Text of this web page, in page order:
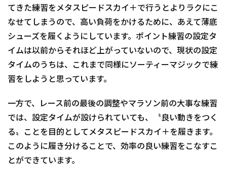
てきた練習をメタスピードスカイ＋で行うとよりラクにこ
なせてしまうので、高い負荷をかけるために、あえて薄底
シューズを履くようにしています。ポイント練習の設定タ
イムは以前からそれほど上がっていないので、現状の設定
タイムのうちは、これまで同様にソーティーマジックで練
習をしようと思っています。
一方で、レース前の最後の調整やマラソン前の大事な練習
では、設定タイムが設けられていても、〝良い動きをつく
る〟ことを目的としてメタスピードスカイ＋を履きます。
このように履き分けることで、効率の良い練習をこなすこ
とができています。